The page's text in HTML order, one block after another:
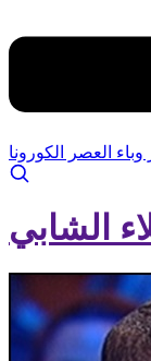
وباء العصر الكورونا
الشابي